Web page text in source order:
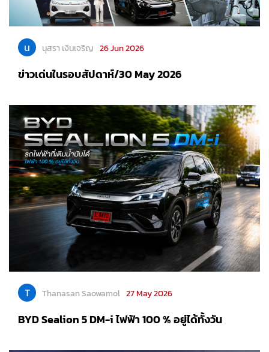
น นุสรา เงินเจริญ 26 Jun 2026
ข่าวเด่นในรอบสัปดาห์/30 May 2026
T Thanasan Saowamol 27 May 2026
BYD Sealion 5 DM-i ไฟฟ้า 100 % อยู่ได้ทั้งวัน